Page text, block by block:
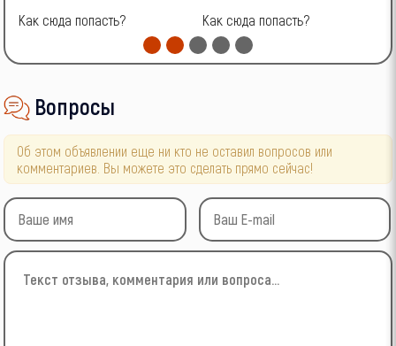
Как сюда попасть? Как сюда попасть?
Вопросы
Об этом объявлении еще ни кто не оставил вопросов или
комментариев. Вы можете это сделать прямо сейчас!